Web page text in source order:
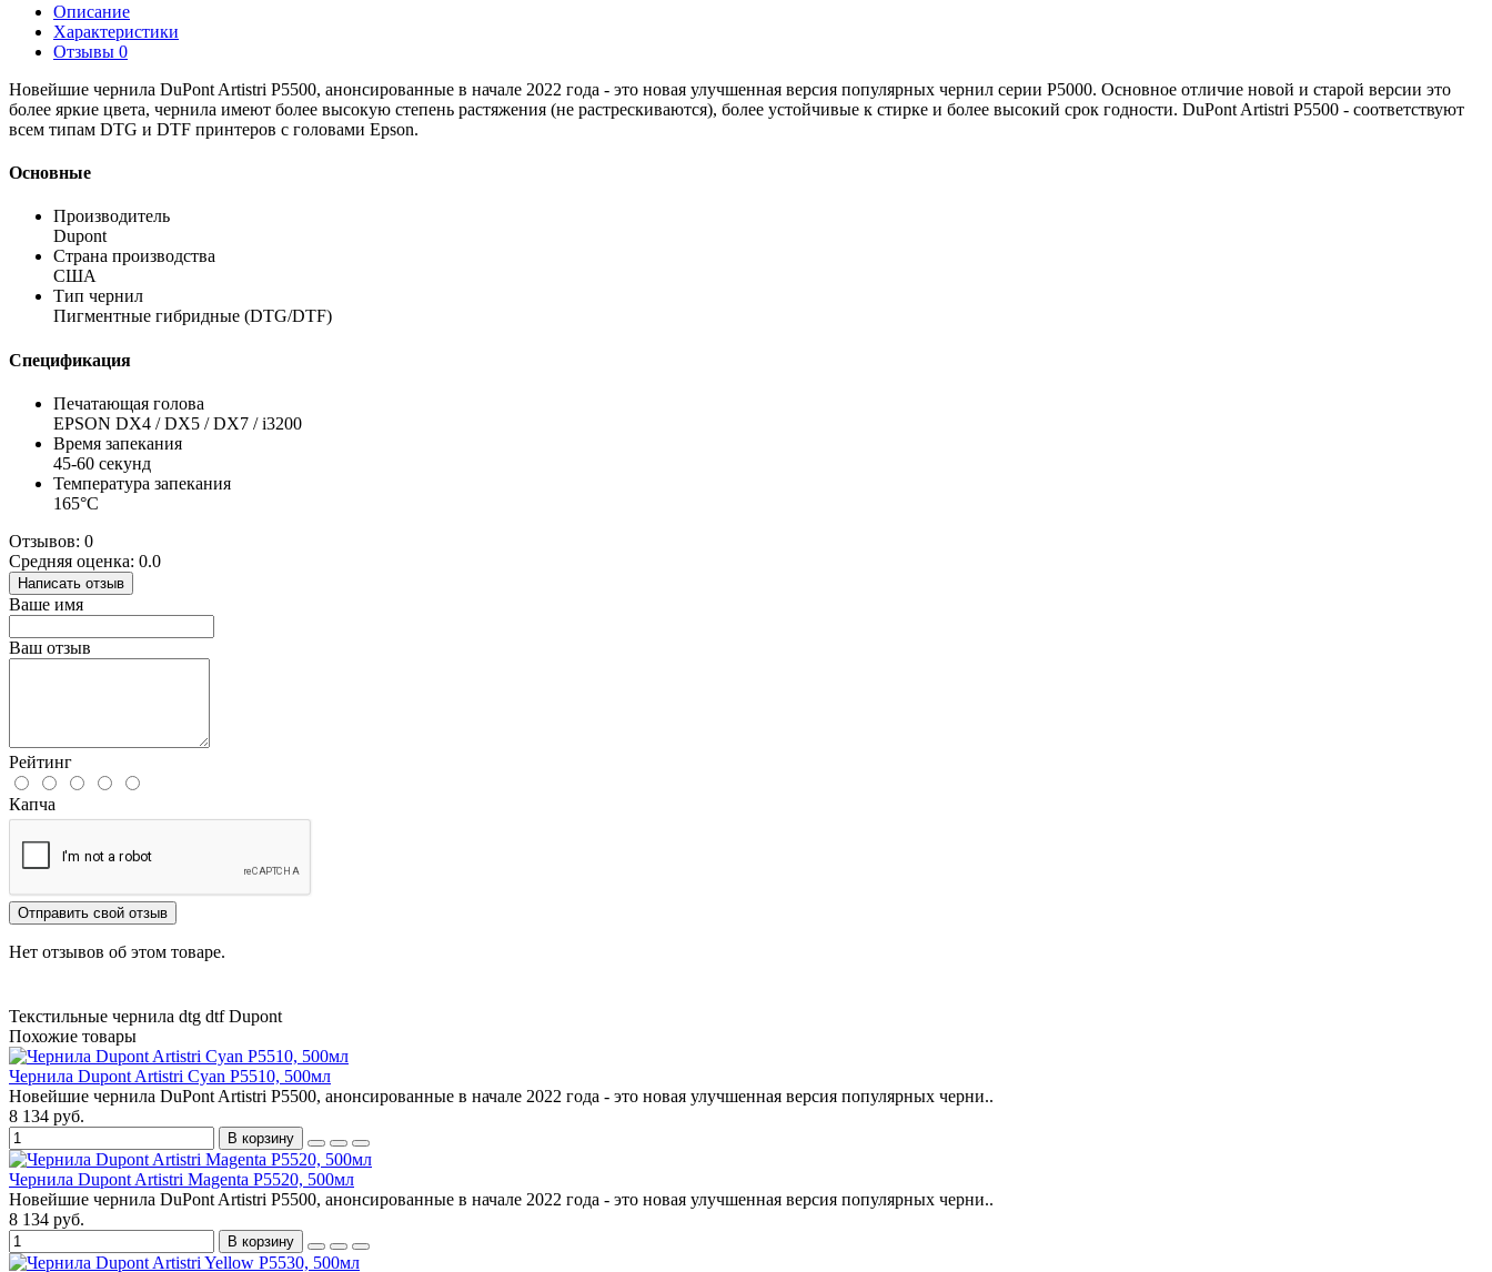
Описание
Характеристики
Отзывы 0
Новейшие чернила DuPont Artistri P5500, анонсированные в начале 2022 года - это новая улучшенная версия популярных чернил серии P5000. Основное отличие новой и старой версии это
более яркие цвета, чернила имеют более высокую степень растяжения (не растрескиваются), более устойчивые к стирке и более высокий срок годности. DuPont Artistri P5500 - соответствуют
всем типам DTG и DTF принтеров с головами Epson.
Основные
Производитель
Dupont
Страна производства
США
Тип чернил
Пигментные гибридные (DTG/DTF)
Спецификация
Печатающая голова
EPSON DX4 / DX5 / DX7 / i3200
Время запекания
45-60 секунд
Температура запекания
165°С
Отзывов: 0
Средняя оценка: 0.0
Написать отзыв
Ваше имя
Ваш отзыв
Рейтинг
Капча
Отправить свой отзыв
Нет отзывов об этом товаре.
Текстильные чернила dtg dtf Dupont
Похожие товары
Чернила Dupont Artistri Cyan P5510, 500мл
Новейшие чернила DuPont Artistri P5500, анонсированные в начале 2022 года - это новая улучшенная версия популярных черни..
8 134 руб.
В корзину
Чернила Dupont Artistri Magenta P5520, 500мл
Новейшие чернила DuPont Artistri P5500, анонсированные в начале 2022 года - это новая улучшенная версия популярных черни..
8 134 руб.
В корзину